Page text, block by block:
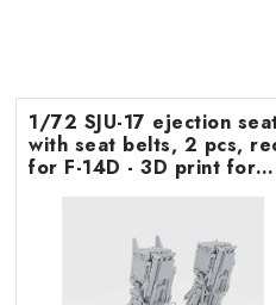
1/72 SJU-17 ejection
with seat belts, 2 pcs,
for F-14D - 3D print for